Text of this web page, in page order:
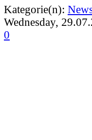
Kategorie(n):
Wednesday,
0